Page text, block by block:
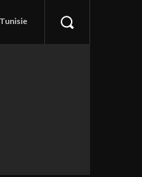
Tunisie